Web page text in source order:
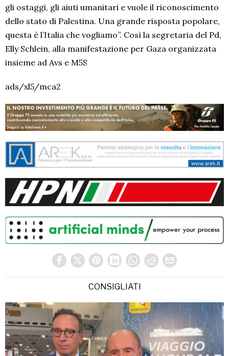
gli ostaggi, gli aiuti umanitari e vuole il riconoscimento
dello stato di Palestina. Una grande risposta popolare,
questa è l’Italia che vogliamo”. Così la segretaria del Pd,
Elly Schlein, alla manifestazione per Gaza organizzata
insieme ad Avs e M5S
ads/xl5/mca2
CONSIGLIATI